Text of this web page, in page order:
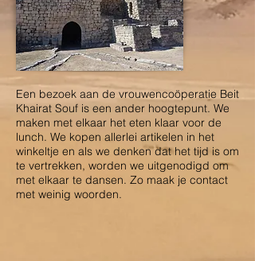
Een bezoek aan de vrouwencoöperatie Beit
Khairat Souf is een ander hoogtepunt. We
maken met elkaar het eten klaar voor de
lunch. We kopen allerlei artikelen in het
winkeltje en als we denken dat het tijd is om
te vertrekken, worden we uitgenodigd om
met elkaar te dansen. Zo maak je contact
met weinig woorden.